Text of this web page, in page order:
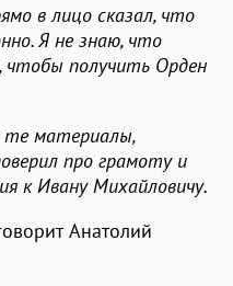
в лицо сказал, что
Я не знаю, что
чтобы получить Орден
те материалы,
про грамоту и
к Ивану Михайловичу.
Анатолий